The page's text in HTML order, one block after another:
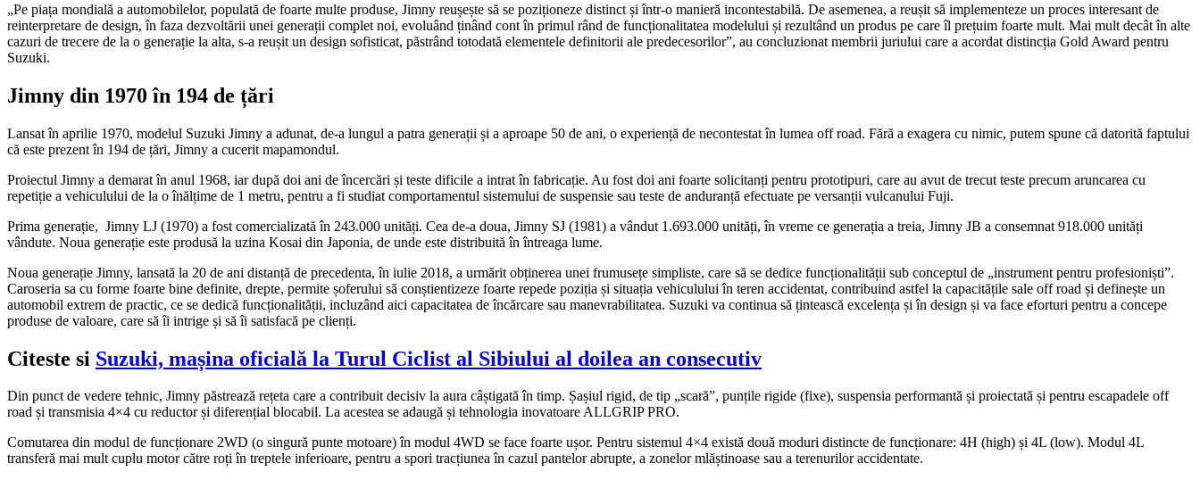
„Pe piața mondială a automobilelor, populată de foarte multe produse, Jimny reușește să se poziționeze distinct și într-o manieră incontestabilă. De asemenea, a reușit să implementeze un proces interesant de
reinterpretare de design, în faza dezvoltării unei generații complet noi, evoluând ținând cont în primul rând de funcționalitatea modelului și rezultând un produs pe care îl prețuim foarte mult. Mai mult decât în alte
cazuri de trecere de la o generație la alta, s-a reușit un design sofisticat, păstrând totodată elementele definitorii ale predecesorilor”, au concluzionat membrii juriului care a acordat distincția Gold Award pentru
Suzuki.
Jimny din 1970 în 194 de țări
Lansat în aprilie 1970, modelul Suzuki Jimny a adunat, de-a lungul a patra generații și a aproape 50 de ani, o experiență de necontestat în lumea off road. Fără a exagera cu nimic, putem spune că datorită faptului
că este prezent în 194 de țări, Jimny a cucerit mapamondul.
Proiectul Jimny a demarat în anul 1968, iar după doi ani de încercări și teste dificile a intrat în fabricație. Au fost doi ani foarte solicitanți pentru prototipuri, care au avut de trecut teste precum aruncarea cu
repetiție a vehiculului de la o înălțime de 1 metru, pentru a fi studiat comportamentul sistemului de suspensie sau teste de anduranță efectuate pe versanții vulcanului Fuji.
Prima generație, Jimny LJ (1970) a fost comercializată în 243.000 unități. Cea de-a doua, Jimny SJ (1981) a vândut 1.693.000 unități, în vreme ce generația a treia, Jimny JB a consemnat 918.000 unități
vândute. Noua generație este produsă la uzina Kosai din Japonia, de unde este distribuită în întreaga lume.
Noua generație Jimny, lansată la 20 de ani distanță de precedenta, în iulie 2018, a urmărit obținerea unei frumusețe simpliste, care să se dedice funcționalității sub conceptul de „instrument pentru profesioniști”.
Caroseria sa cu forme foarte bine definite, drepte, permite șoferului să conștientizeze foarte repede poziția și situația vehiculului în teren accidentat, contribuind astfel la capacitățile sale off road și definește un
automobil extrem de practic, ce se dedică funcționalității, incluzând aici capacitatea de încărcare sau manevrabilitatea. Suzuki va continua să țintească excelența și în design și va face eforturi pentru a concepe
produse de valoare, care să îi intrige și să îi satisfacă pe clienți.
Citeste si Suzuki, mașina oficială la Turul Ciclist al Sibiului al doilea an consecutiv
Din punct de vedere tehnic, Jimny păstrează rețeta care a contribuit decisiv la aura câștigată în timp. Șașiul rigid, de tip „scară”, punțile rigide (fixe), suspensia performantă și proiectată și pentru escapadele off
road și transmisia 4×4 cu reductor și diferențial blocabil. La acestea se adaugă și tehnologia inovatoare ALLGRIP PRO.
Comutarea din modul de funcționare 2WD (o singură punte motoare) în modul 4WD se face foarte ușor. Pentru sistemul 4×4 există două moduri distincte de funcționare: 4H (high) și 4L (low). Modul 4L
transferă mai mult cuplu motor către roți în treptele inferioare, pentru a spori tracțiunea în cazul pantelor abrupte, a zonelor mlăștinoase sau a terenurilor accidentate.